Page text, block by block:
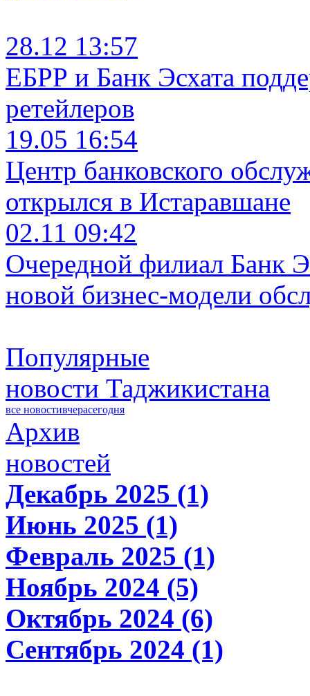
28.12 13:57
ЕБРР и Банк Эсхата
ретейлеров
19.05 16:54
Центр банковского
открылся в Истаравшане
02.11 09:42
Очередной филиал Банк
новой бизнес-модели
Популярные
новости Таджикистана
все новостивчерасегодня
Архив
новостей
Декабрь 2025 (1)
Июнь 2025 (1)
Февраль 2025 (1)
Ноябрь 2024 (5)
Октябрь 2024 (6)
Сентябрь 2024 (1)